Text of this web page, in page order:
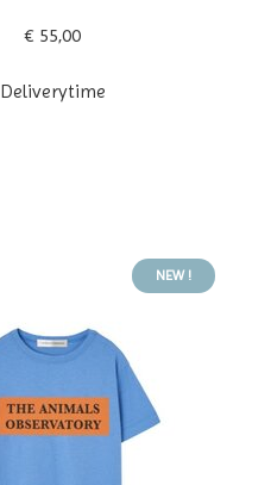
€ 55,00
Deliverytime
NEW !